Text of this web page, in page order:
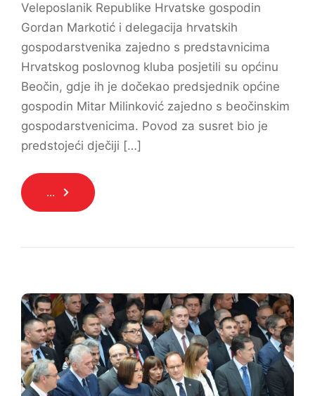
Veleposlanik Republike Hrvatske gospodin
Gordan Markotić i delegacija hrvatskih
gospodarstvenika zajedno s predstavnicima
Hrvatskog poslovnog kluba posjetili su općinu
Beočin, gdje ih je dočekao predsjednik općine
gospodin Mitar Milinković zajedno s beočinskim
gospodarstvenicima. Povod za susret bio je
predstojeći dječiji […]
...